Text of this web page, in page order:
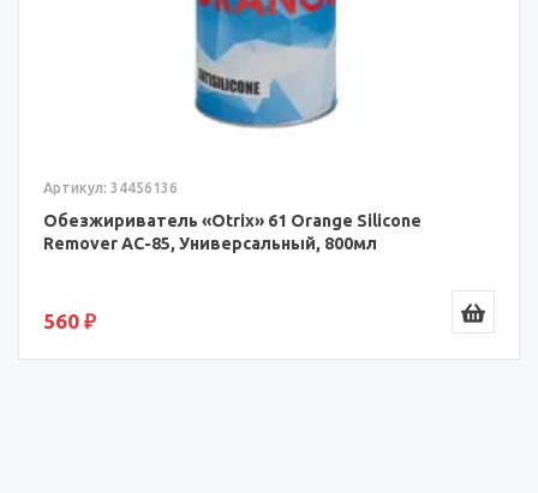
Артикул: 34456136
Обезжириватель «Otrix» 61 Orange Silicone
Remover AC-85, Универсальный, 800мл
560 ₽